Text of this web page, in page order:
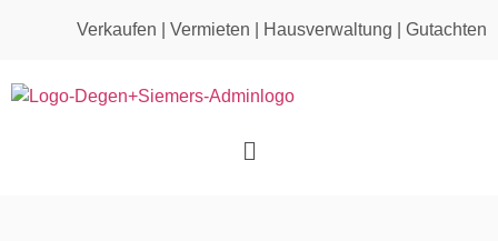
Verkaufen Vermieten Hausverwaltung Gutachten